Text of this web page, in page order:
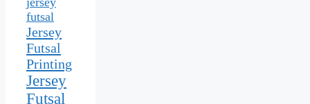
futsal
Jersey
Futsal
Printing
Jersey
Futsal